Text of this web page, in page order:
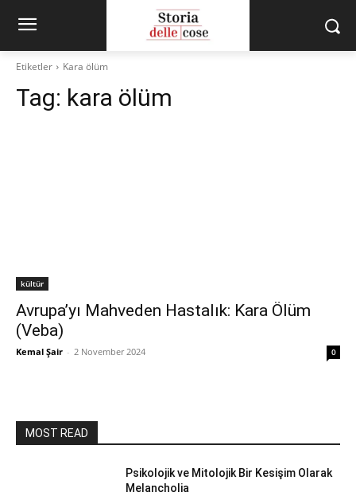
Etiketler Kara ölüm
Tag: kara ölüm
kültür
Avrupa’yı Mahveden Hastalık: Kara Ölüm
(Veba)
Kemal Şair - 2 November 2024 0
MOST READ
Psikolojik ve Mitolojik Bir Kesişim Olarak
Melancholia